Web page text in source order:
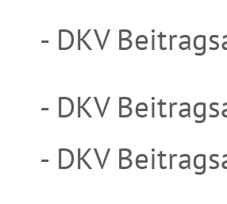
- DKV
- DKV
- DKV